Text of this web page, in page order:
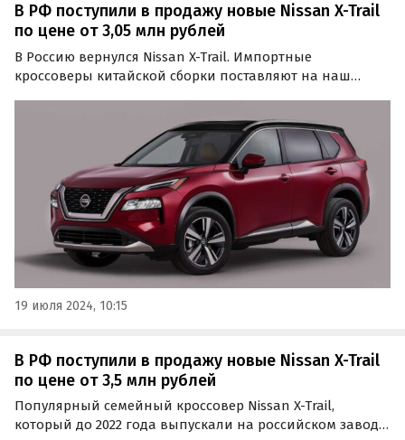
В РФ поступили в продажу новые Nissan X-Trail
по цене от 3,05 млн рублей
В Россию вернулся Nissan X-Trail. Импортные
кроссоверы китайской сборки поставляют на наш
классифайдов минимум 3 050 000 рублей, пишут
«Автоновости дня».
19 июля 2024, 10:15
В РФ поступили в продажу новые Nissan X-Trail
по цене от 3,5 млн рублей
Популярный семейный кроссовер Nissan X-Trail,
который до 2022 года выпускали на российском заводе